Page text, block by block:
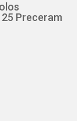
Preceram